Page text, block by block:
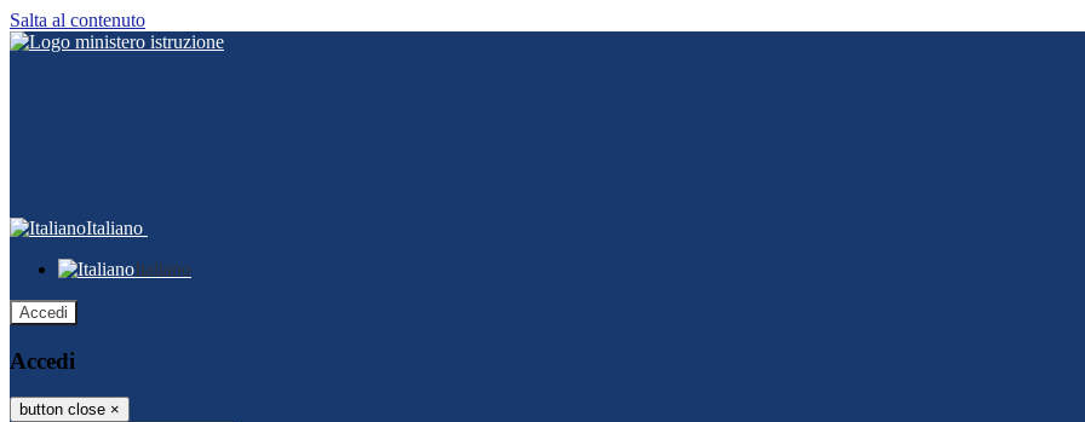
Salta al contenuto
Italiano
Italiano
Accedi
Accedi
button close ×